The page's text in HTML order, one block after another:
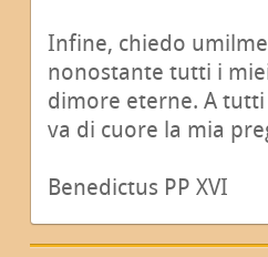
Infine, chiedo
nonostante tutti i
dimore eterne. A
va di cuore la mia
Benedictus PP XVI